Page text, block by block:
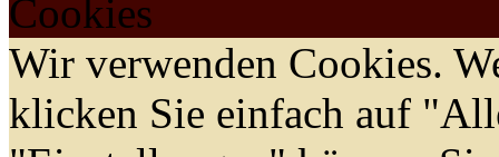
Cookies
Wir verwenden Cookies.
klicken Sie einfach auf